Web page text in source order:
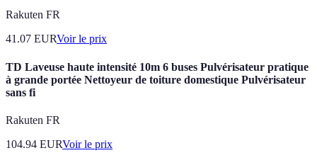
Rakuten FR
41.07 EURVoir le prix
TD Laveuse haute intensité 10m 6 buses Pulvérisateur pratique
à grande portée Nettoyeur de toiture domestique Pulvérisateur
sans fi
Rakuten FR
104.94 EURVoir le prix